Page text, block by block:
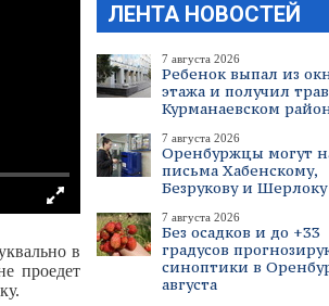
ЛЕНТА НОВОСТЕЙ
7 августа 2026
Ребенок выпал из
этажа и получил
Курманаевском
7 августа 2026
Оренбуржцы могут
письма Хабенскому,
Безрукову и
7 августа 2026
Без осадков и до +33
градусов
синоптики в
августа
в
проедет